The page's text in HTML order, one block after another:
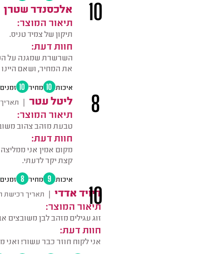
אלכסנדר שטרן
תיאור המוצר:
תיקון של צמיד טניס.
חוות דעת:
השרשרת שמגנה על
את המחיר, ושאם
10
איכות 10 מחיר 10 זמנים
ליטל עטר |
תיאור המוצר:
טבעת מזהב צהוב משובצת
חוות דעת:
מקום אמין אני
קצת יקר לדעתי.
8
איכות 9 מחיר 8 זמנים
דיויד אדדי | תאריך רכישת
תיאור המוצר:
זוג עגילים מזהב לבן משובצים
חוות דעת:
אני לקוח חוזר כבר עשור! ואני
10